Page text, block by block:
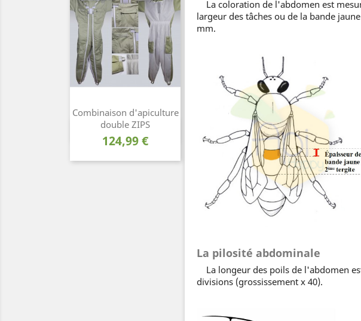
La coloration de l'abdomen est
largeur des tâches ou de la bande
mm.
La pilosité abdominale
La longeur des poils de l'abdomen
divisions (grossissement x 40).
Combinaison d'apiculture
double ZIPS
Prix
124,99 €
Aperçu rapide